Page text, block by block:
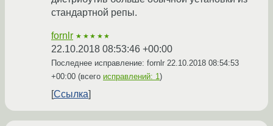
стандартной репы.
fornlr ★★★★★
22.10.2018 08:53:46 +00:00
Последнее исправление: fornlr 22.10.2018 08:54:53
+00:00 (всего исправлений: 1)
Ссылка